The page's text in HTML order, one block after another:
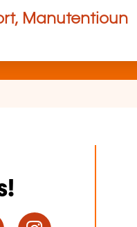
Manutentioun
YouTube